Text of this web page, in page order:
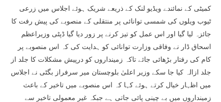
کمیٹی کے نمائندے ویڈیو لنک کے ذریعے شریک ہوئے اجلاس میں زرعی
ٹیوب ویلوں کی شمسی توانائی پر منتقلی کے منصوبے کی پیش رفت کا
جائزہ لیا گیا اور اس عمل کو تیز کرنے پر زور دیا گیا ڈپٹی وزیراعظم
اسحاق ڈار نے وفاقی وزارت توانائی کو ہدایت کی کہ اس منصوبے پر
کام کی رفتار بڑھائی جائے تاکہ زمینداروں کو درپیش مشکلات کا جلد از
جلد ازالہ کیا جا سکے وزیر اعلیٰ بلوچستان میر سرفراز بگٹی نے اجلاس
میں اظہار خیال کرتے ہوئے کہا کہ اس منصوبے میں تاخیر کے باعث
زمینداروں میں بے چینی پائی جاتی ہے جبکہ غیر معمولی تاخیر سے